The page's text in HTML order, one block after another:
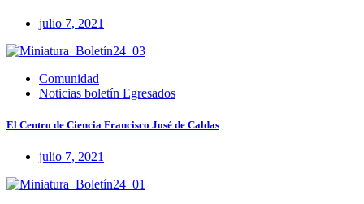
julio 7, 2021
Comunidad
Noticias boletín Egresados
El Centro de Ciencia Francisco José de Caldas
julio 7, 2021